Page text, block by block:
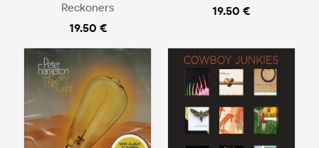
Reckoners
19.50 €
19.50 €